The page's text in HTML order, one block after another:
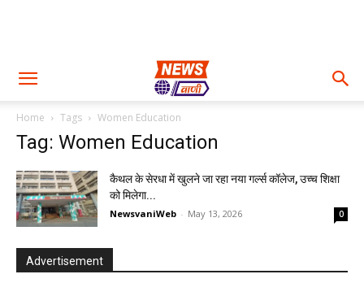
Home Tags Women Education
Tag: Women Education
कैथल के सेरधा में खुलने जा रहा नया गर्ल्स कॉलेज, उच्च शिक्षा
को मिलेगा...
NewsvaniWeb - May 13, 2026 0
Advertisement